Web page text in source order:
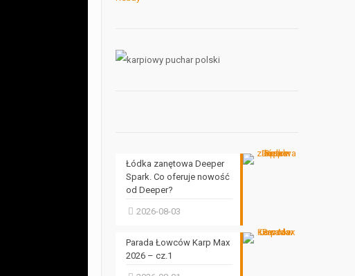
Łódka zanętowa Deeper
Spark. Co oferuje nowość
od Deeper?
2026-08-03
Parada Łowców Karp Max
2026 – cz.1